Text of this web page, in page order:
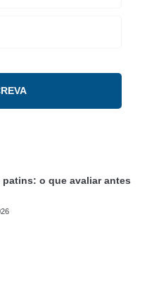
patins: o que avaliar antes